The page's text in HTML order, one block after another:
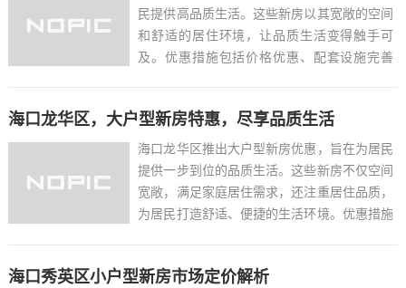
民提供高品质生活。这些新房以其宽敞的空间
和舒适的居住环境，让品质生活变得触手可
及。优惠措施包括价格优惠、配套设施完善
交通和丰富的生活设施。这一优惠项目不仅提
升了居住体验，也为当地房...
海口龙华区，大户型新房特惠，尽享品质生活
海口龙华区推出大户型新房优惠，旨在为居民
提供一步到位的品质生活。这些新房不仅空间
宽敞，满足家庭居住需求，还注重居住品质，
为居民打造舒适、便捷的生活环境。优惠措施
区的配套设施完善，交通便利，教育资源丰
海口秀英区小户型新房市场定价解析